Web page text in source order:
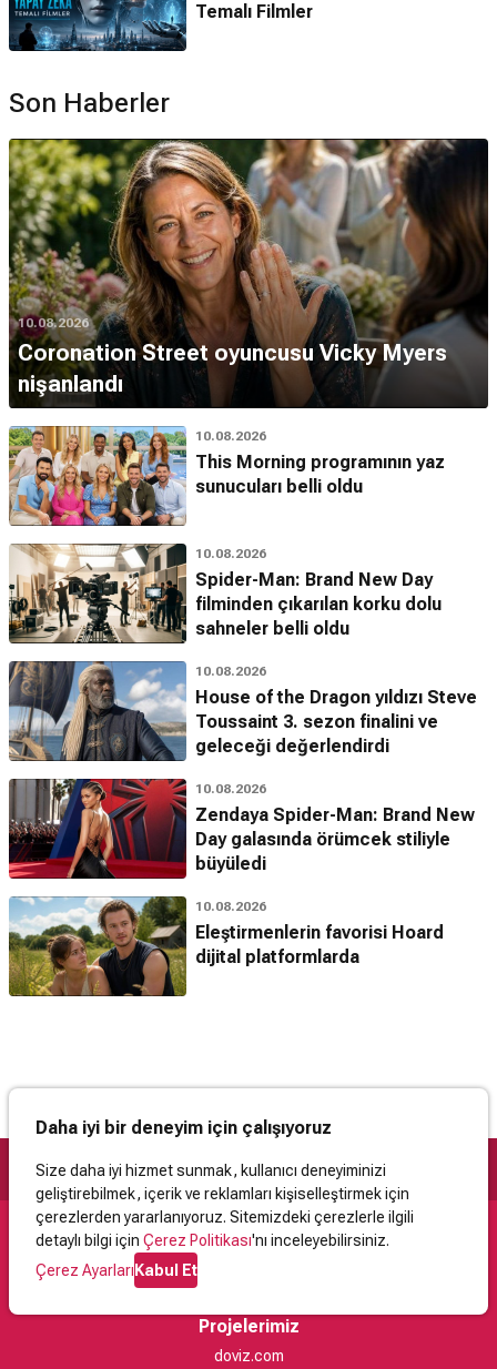
Temalı Filmler
Son Haberler
10.08.2026
Coronation Street oyuncusu Vicky Myers
nişanlandı
10.08.2026
This Morning programının yaz
sunucuları belli oldu
10.08.2026
Spider-Man: Brand New Day
filminden çıkarılan korku dolu
sahneler belli oldu
10.08.2026
House of the Dragon yıldızı Steve
Toussaint 3. sezon finalini ve
geleceği değerlendirdi
10.08.2026
Zendaya Spider-Man: Brand New
Day galasında örümcek stiliyle
büyüledi
10.08.2026
Eleştirmenlerin favorisi Hoard
dijital platformlarda
Daha iyi bir deneyim için çalışıyoruz
Size daha iyi hizmet sunmak, kullanıcı deneyiminizi
geliştirebilmek, içerik ve reklamları kişiselleştirmek için
çerezlerden yararlanıyoruz. Sitemizdeki çerezlerle ilgili
detaylı bilgi için Çerez Politikası'nı inceleyebilirsiniz.
Çerez AyarlarıKabul Et
Destek
İletişimYardımKullanıcı Sözleşmesi
Projelerimiz
doviz.com